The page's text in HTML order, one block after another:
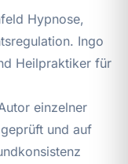
Hypnose,
Ingo
Heilpraktiker für
einzelner
und auf